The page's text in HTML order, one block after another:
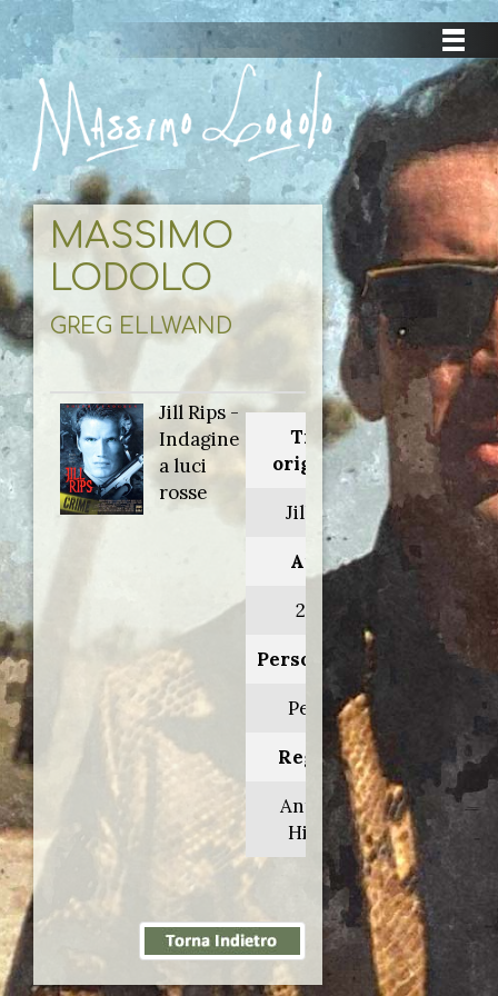
MASSIMO
LODOLO
GREG ELLWAND
Jill Rips -
Indagine
a luci
rosse
Titolo
originale:
Jill Rips
Anno:
2000
Personaggio:
Peerse
Regia di:
Anthony
Hickox